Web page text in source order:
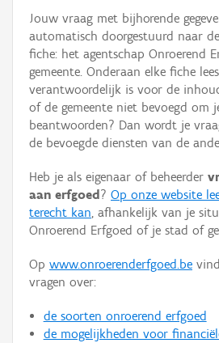
Waarneming
Thema
Gebeurtenis
Persoon of collectief
Hergebruik
Aanmelden
Jouw vraag met bijhorende
automatisch doorgestuurd naar
fiche: het agentschap Onroerend
gemeente. Onderaan elke fiche
verantwoordelijk is voor de
of de gemeente niet bevoegd om
beantwoorden? Dan wordt je
de bevoegde diensten van de
Heb je als eigenaar of beheerder
aan erfgoed ? Op onze website
terecht kan, afhankelijk van je
Onroerend Erfgoed of je stad of
Op www.onroerenderfgoed.be
vragen over:
de soorten onroerend erfgoed
de mogelijkheden voor